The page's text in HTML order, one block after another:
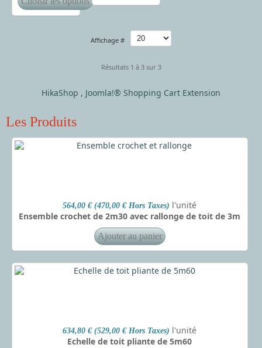
Affichage #
Résultats 1 à 3 sur 3
HikaShop , Joomla!® Shopping Cart Extension
Les Produits
564,00 € (470,00 € Hors Taxes) l'unité
Ensemble crochet de 2m30 avec rallonge de toit de 3m
634,80 € (529,00 € Hors Taxes) l'unité
Echelle de toit pliante de 5m60